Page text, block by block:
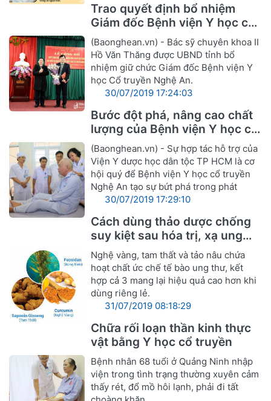
Trao quyết định bổ nhiệm
Giám đốc Bệnh viện Y học cổ
truyền Nghệ An
(Baonghean.vn) - Bác sỹ chuyên khoa II
Hồ Văn Thăng được UBND tỉnh bổ
nhiệm giữ chức Giám đốc Bệnh viện Y
học Cổ truyền Nghệ An.
30/07/2019 17:24:03
Bước đột phá, nâng cao chất
lượng của Bệnh viện Y học cổ
truyền Nghệ An
(Baonghean.vn) - Sự hợp tác hỗ trợ của
Viện Y dược học dân tộc TP HCM là cơ
hội quý để Bệnh viện Y học cổ truyền
Nghệ An tạo sự bứt phá trong phát
30/07/2019 17:29:10
Cách dùng thảo dược chống
suy kiệt sau hóa trị, xạ ung
thư
Nghệ vàng, tam thất và tảo nâu chứa
hoạt chất ức chế tế bào ung thư, kết
hợp cả 3 mang lại hiệu quả cao hơn khi
dùng riêng lẻ.
31/07/2019 08:18:29
Chữa rối loạn thần kinh thực
vật bằng Y học cổ truyền
Bệnh nhân 68 tuổi ở Quảng Ninh nhập
viện trong tình trạng thường xuyên cảm
thấy rét, đổ mồ hôi lạnh, phải đi tất